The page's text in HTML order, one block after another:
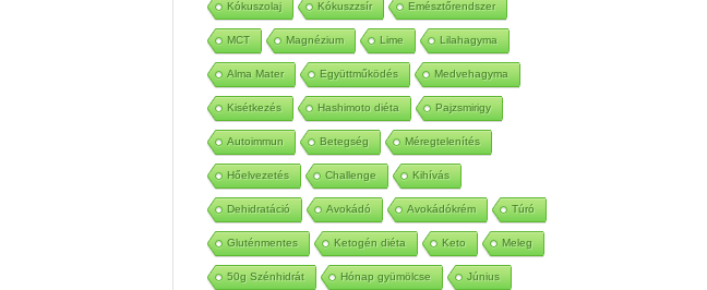
Kókuszolaj Kókuszzsír Emésztőrendszer
MCT Magnézium Lime Lilahagyma
Alma Mater Együttműködés Medvehagyma
Kisétkezés Hashimoto diéta Pajzsmirigy
Autoimmun Betegség Méregtelenítés
Hőelvezetés Challenge Kihívás
Dehidratáció Avokádó Avokádókrém Túró
Gluténmentes Ketogén diéta Keto Meleg